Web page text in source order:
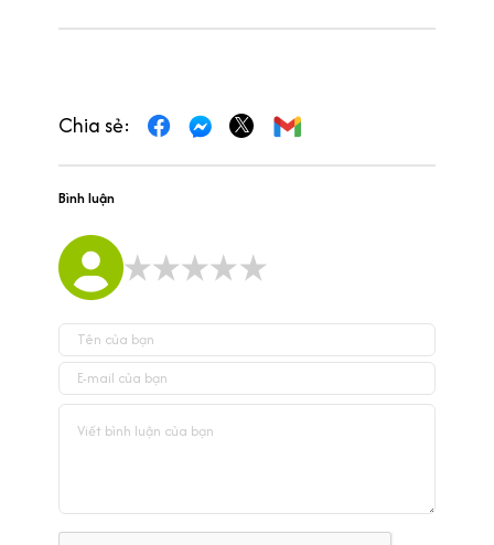
Chia sẻ:
Bình luận